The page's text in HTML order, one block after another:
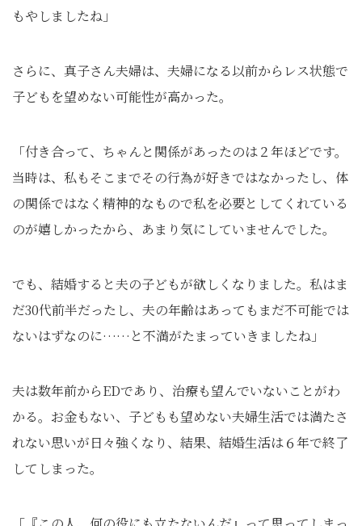
もやしましたね」
さらに、真子さん夫婦は、夫婦になる以前からレス状態で
子どもを望めない可能性が高かった。
「付き合って、ちゃんと関係があったのは２年ほどです。
当時は、私もそこまでその行為が好きではなかったし、体
の関係ではなく精神的なもので私を必要としてくれている
のが嬉しかったから、あまり気にしていませんでした。
でも、結婚すると夫の子どもが欲しくなりました。私はま
だ30代前半だったし、夫の年齢はあってもまだ不可能では
ないはずなのに……と不満がたまっていきましたね」
夫は数年前からEDであり、治療も望んでいないことがわ
かる。お金もない、子どもも望めない夫婦生活では満たさ
れない思いが日々強くなり、結果、結婚生活は６年で終了
してしまった。